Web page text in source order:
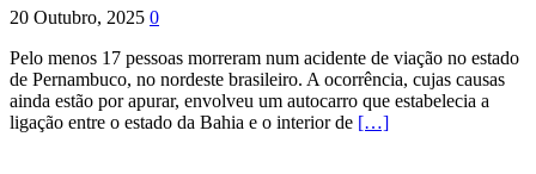
20 Outubro, 2025 0
Pelo menos 17 pessoas morreram num acidente de viação no estado
de Pernambuco, no nordeste brasileiro. A ocorrência, cujas causas
ainda estão por apurar, envolveu um autocarro que estabelecia a
ligação entre o estado da Bahia e o interior de […]